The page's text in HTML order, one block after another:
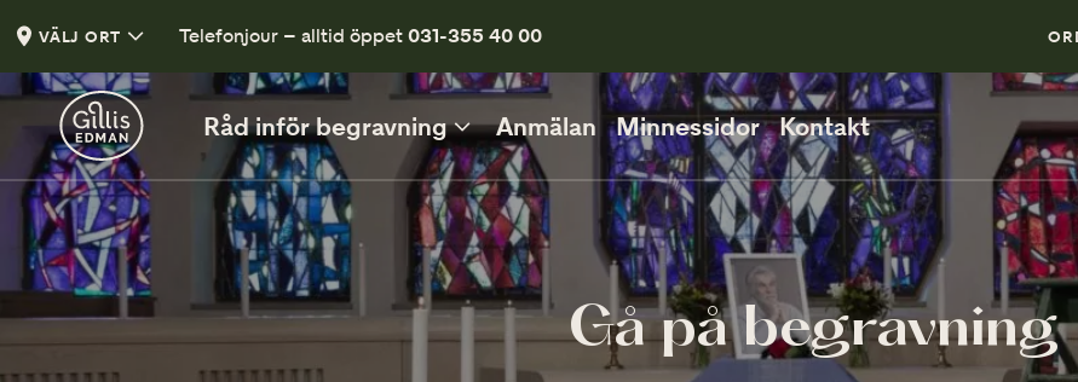
VÄLJ ORT Telefonjour – alltid öppet031-355 40 00
Råd inför begravning Anmälan Minnessidor Kontakt
INFÖR BEGRAVNINGEN
Vad kan du säga och göra?
PÅ BEGRAVNINGEN
Så går en begravning till
När ska man vara på plats?
Gå på begravning